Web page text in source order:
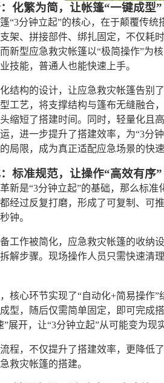
化繁为简，让帐篷“一键成型”
“3分钟立起”的核心，在于颠覆传
架、拼接部件、绑扎固定，不仅耗
新型应急救灾帐篷以“极简操作”为
技能，普通人也能快速上手。
结构的设计，让应急救灾帐篷告别
工艺，将支撑结构与篷布无缝融合
缩短了搭建时间。同时，轻量化且
，进一步提升了搭建效率，为“3分
局限，成为真正适配应急场景的快
标准规范，让操作“高效有序”
新是“3分钟立起”的基础，那么标
经过反复打磨，形成了可复制、可
钟。
工作被简化，应急救灾帐篷的收纳
解步骤。现场操作人员只需快速清
核心环节实现了“自动化+简易操作
型，随后仅需简单固定，即可完成
”展开，让“3分钟立起”从可能变为现
程，不仅提升了搭建效率，更降低
救灾帐篷的搭建。